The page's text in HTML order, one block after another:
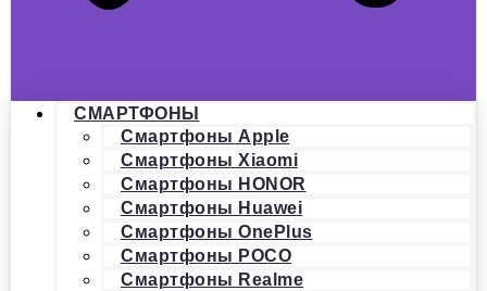
СМАРТФОНЫ
Смартфоны Apple
Смартфоны Xiaomi
Смартфоны HONOR
Смартфоны Huawei
Смартфоны OnePlus
Смартфоны POCO
Смартфоны Realme